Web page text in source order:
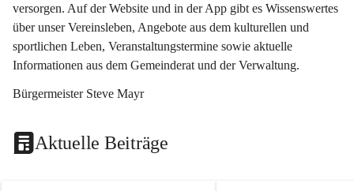
versorgen. Auf der Website und in der App gibt es Wissenswertes
über unser Vereinsleben, Angebote aus dem kulturellen und
sportlichen Leben, Veranstaltungstermine sowie aktuelle
Informationen aus dem Gemeinderat und der Verwaltung.
Bürgermeister Steve Mayr
Aktuelle Beiträge